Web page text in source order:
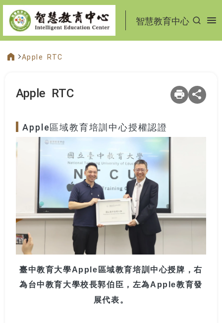
:::
智慧教育中心
Apple RTC
Apple RTC
Apple區域教育培訓中心授權認證
臺中教育大學Apple區域教育培訓中心授牌，右
為台中教育大學校長郭伯臣，左為Apple教育發
展代表。